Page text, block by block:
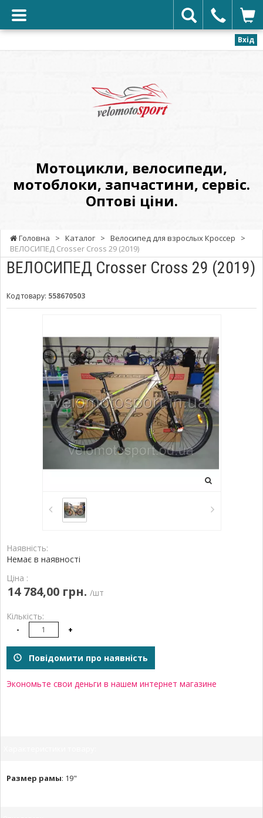
Вхід
Оптові
ціни.
Мотоцикли, велосипеди,
мотоблоки, запчастини, сервіс.
Оптові ціни.
Головна > Каталог > Велосипед для взрослых Кроссер
>
ВЕЛОСИПЕД Crosser Cross 29 (2019)
ВЕЛОСИПЕД Crosser Cross 29 (2019)
Код товару: 558670503
Наявність:
Немає в наявності
Ціна :
14 784,00 грн. /шт
Кількість:
- +
Повідомити про наявність
Экономьте свои деньги в нашем интернет магазине
Размер рамы: 19"